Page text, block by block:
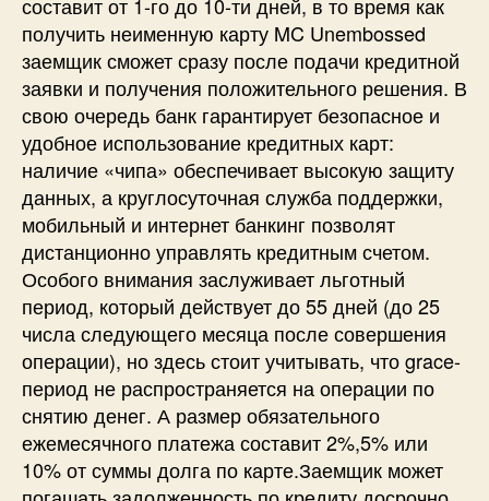
получить неименную карту MC Unembossed
заемщик сможет сразу после подачи кредитной
заявки и получения положительного решения. В
свою очередь банк гарантирует безопасное и
удобное использование кредитных карт:
наличие «чипа» обеспечивает высокую защиту
данных, а круглосуточная служба поддержки,
мобильный и интернет банкинг позволят
дистанционно управлять кредитным счетом.
Особого внимания заслуживает льготный
период, который действует до 55 дней (до 25
числа следующего месяца после совершения
операции), но здесь стоит учитывать, что grace-
период не распространяется на операции по
снятию денег. А размер обязательного
ежемесячного платежа составит 2%,5% или
10% от суммы долга по карте.Заемщик может